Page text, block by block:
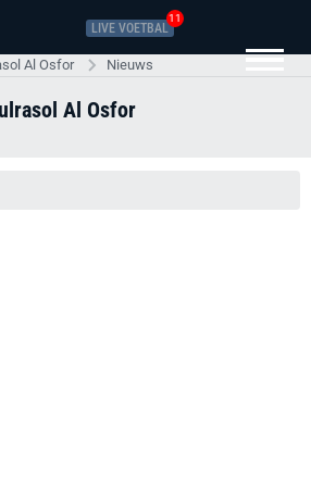
LIVE VOETBAL
11
Al Osfor Nieuws
Al Osfor